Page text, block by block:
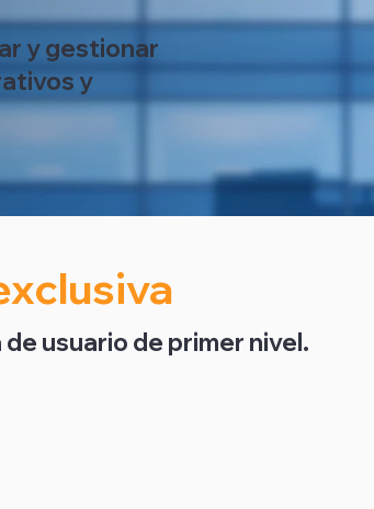
y gestionar
y
usuario de primer nivel.